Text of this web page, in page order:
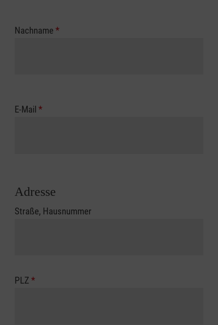
Nachname *
E-Mail *
Adresse
Straße, Hausnummer
PLZ *